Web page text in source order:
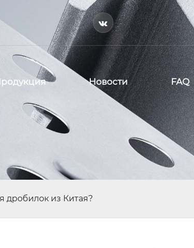

Новости FAQ
дробилок из Китая?